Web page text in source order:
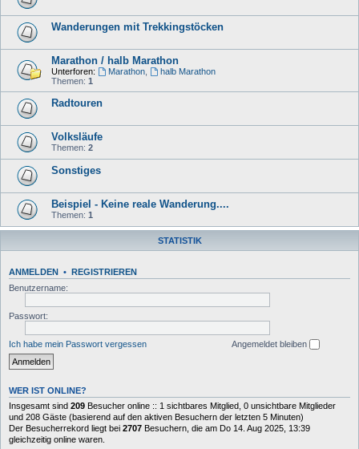
Wanderungen mit Trekkingstöcken
Marathon / halb Marathon
Unterforen: Marathon,
halb Marathon
Themen: 1
Radtouren
Volksläufe
Themen: 2
Sonstiges
Beispiel - Keine reale Wanderung....
Themen: 1
STATISTIK
ANMELDEN • REGISTRIEREN
Benutzername:
Passwort:
Ich habe mein Passwort vergessen Angemeldet bleiben
WER IST ONLINE?
Insgesamt sind 209 Besucher online :: 1 sichtbares Mitglied, 0 unsichtbare Mitglieder
und 208 Gäste (basierend auf den aktiven Besuchern der letzten 5 Minuten)
Der Besucherrekord liegt bei 2707 Besuchern, die am Do 14. Aug 2025, 13:39
gleichzeitig online waren.